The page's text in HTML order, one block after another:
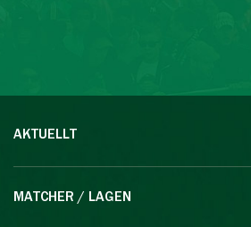
AKTUELLT
MATCHER / LAGEN